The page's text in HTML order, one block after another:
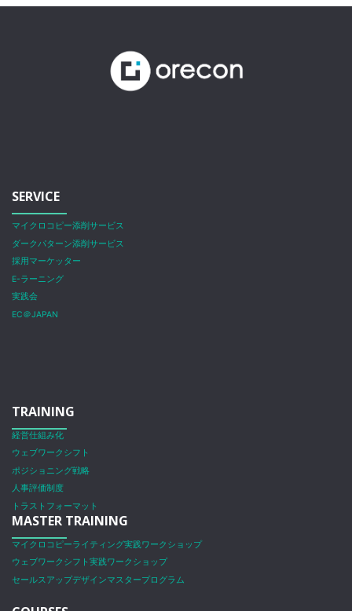
SERVICE
マイクロコピー添削サービス
ダークパターン添削サービス
採用マーケッター
E-ラーニング
実践会
EC＠JAPAN
TRAINING
経営仕組み化
ウェブワークシフト
ポジショニング戦略
人事評価制度
トラストフォーマット
MASTER TRAINING
マイクロコピーライティング実践ワークショップ
ウェブワークシフト実践ワークショップ
セールスアップデザインマスタープログラム